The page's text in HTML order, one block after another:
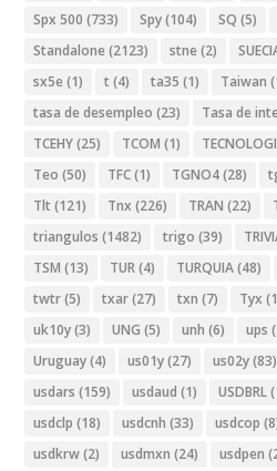
Spx 500 (733) Spy(104) SQ (5)
Standalone (2123) stne (2)
sx5e (1) t (4) ta35 (1) Taiwan
tasa de desempleo (23) Tasa de
TCEHY(25) TCOM (1)
Teo (50) TFC(1) TGNO4(28)
Tlt (121) Tnx (226) TRAN (22)
triangulos (1482) trigo (39)
TSM (13) TUR(4) TURQUIA(48)
twtr(5) txar(27) txn (7) Tyx
uk10y(3) UNG (5) unh (6) ups
Uruguay(4) us01y(27) us02y(83)
usdars (159) usdaud (1) USDBRL
usdclp (18) usdcnh (33) usdcop
usdkrw(2) usdmxn (24) usdpen